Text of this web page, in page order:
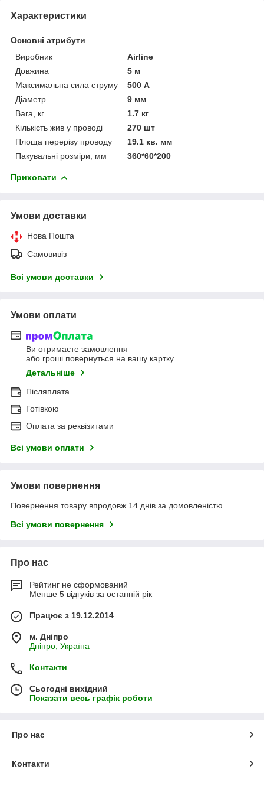
Характеристики
Основні атрибути
Виробник
Airline
Довжина
5 м
Максимальна сила струму
500 А
Діаметр
9 мм
Вага, кг
1.7 кг
Кількість жив у проводі
270 шт
Площа перерізу проводу
19.1 кв. мм
Пакувальні розміри, мм
360*60*200
Приховати
Умови доставки
Нова Пошта
Самовивіз
Всі умови доставки
Умови оплати
Ви отримаєте замовлення
або гроші повернуться на вашу картку
Детальніше
Післяплата
Готівкою
Оплата за реквізитами
Всі умови оплати
Умови повернення
Повернення товару впродовж 14 днів за домовленістю
Всі умови повернення
Про нас
Рейтинг не сформований
Менше 5 відгуків за останній рік
Працює з 19.12.2014
м. Дніпро
Дніпро, Україна
Контакти
Сьогодні вихідний
Показати весь графік роботи
Про нас
Контакти